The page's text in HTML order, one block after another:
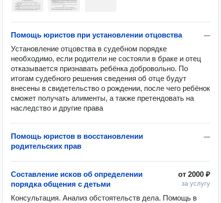
—
Помощь юристов при установлении отцовства
Установление отцовства в судебном порядке
необходимо, если родители не состояли в браке и отец
отказывается признавать ребёнка добровольно. По
итогам судебного решения сведения об отце будут
внесены в свидетельство о рождении, после чего ребёнок
сможет получать алименты, а также претендовать на
наследство и другие права
—
Помощь юристов в восстановлении
родительских прав
от 2000 ₽
за услугу
Составление исков об определении
порядка общения с детьми
Консультация. Анализ обстоятельств дела. Помощь в